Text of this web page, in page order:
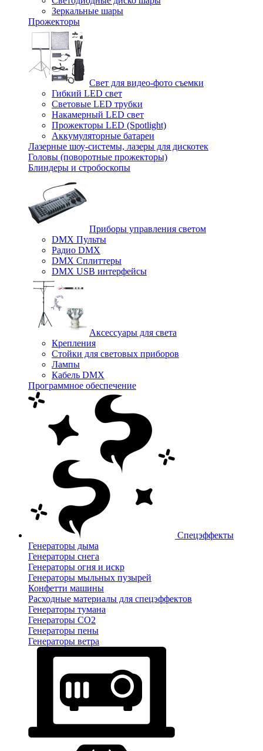
Зеркальные шары
Прожекторы
Свет для видео-фото съемки
Гибкий LED свет
Световые LED трубки
Накамерный LED свет
Прожекторы LED (Spotlight)
Аккумуляторные батареи
Лазерные шоу-системы, лазеры для дискотек
Головы (поворотные прожекторы)
Блиндеры и стробоскопы
Приборы управления светом
DMX Пульты
Радио DMX
DMX Сплиттеры
DMX USB интерфейсы
Аксессуары для света
Крепления
Стойки для световых приборов
Лампы
Кабель DMX
Программное обеспечение
Спецэффекты
Генераторы дыма
Генераторы снега
Генераторы огня и искр
Генераторы мыльных пузырей
Конфетти машины
Расходные материалы для спецэффектов
Генераторы тумана
Генераторы CO2
Генераторы пены
Генераторы ветра